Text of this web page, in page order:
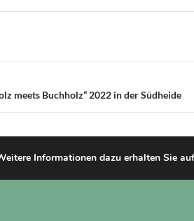
meets Buchholz“ 2022 in der Südheide
Informationen dazu erhalten Sie